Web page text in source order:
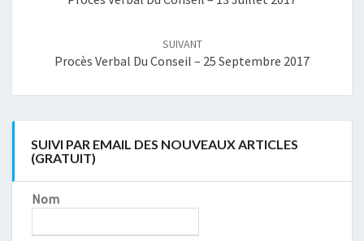
SUIVANT
Procès Verbal Du Conseil – 25 Septembre 2017
SUIVI PAR EMAIL DES NOUVEAUX ARTICLES
(GRATUIT)
Nom